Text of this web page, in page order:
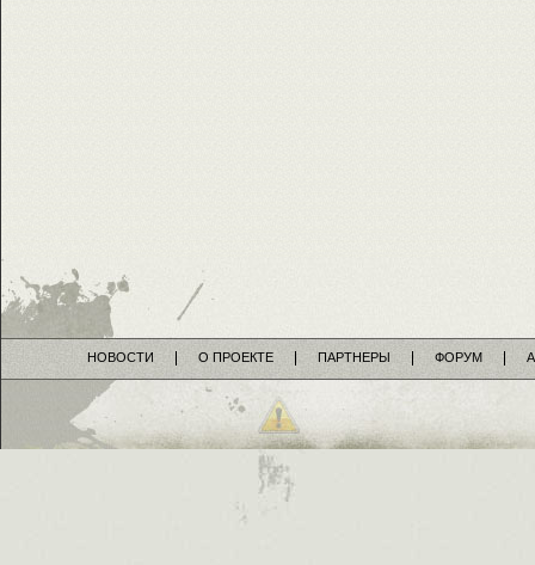
НОВОСТИ О ПРОЕКТЕ ПАРТНЕРЫ ФОРУМ